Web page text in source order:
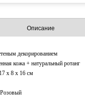
Описание
декорированием
кожа + натуральный ротанг
x 8 x 16 см